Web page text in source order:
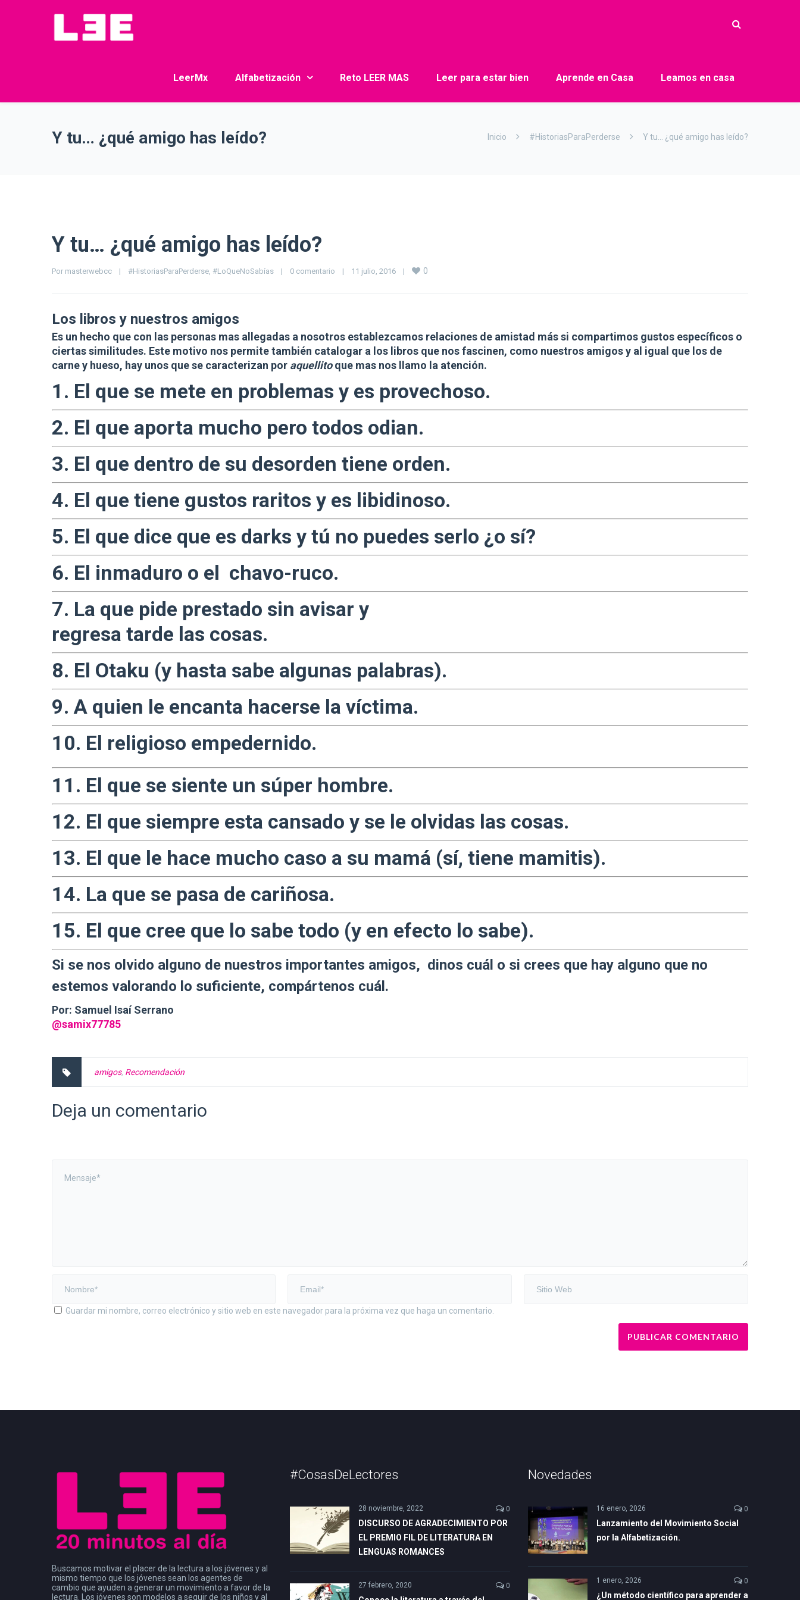
LeerMx Alfabetización Reto LEER MAS Leer para estar bien Aprende en Casa Leamos en casa
Y tu… ¿qué amigo has leído? Inicio #HistoriasParaPerderse Y tu… ¿qué amigo has leído?
Y tu… ¿qué amigo has leído?
Por masterwebcc | #HistoriasParaPerderse, #LoQueNoSabías | 0 comentario | 11 julio, 2016 | 0
Los libros y nuestros amigos
Es un hecho que con las personas mas allegadas a nosotros establezcamos relaciones de amistad más si compartimos gustos específicos o
ciertas similitudes. Este motivo nos permite también catalogar a los libros que nos fascinen, como nuestros amigos y al igual que los de
carne y hueso, hay unos que se caracterizan por aquellitoque mas nos llamo la atención.
1. El que se mete en problemas y es provechoso.
2. El que aporta mucho pero todos odian.
3. El que dentro de su desorden tiene orden.
4. El que tiene gustos raritos y es libidinoso.
5. El que dice que es darks y tú no puedes serlo ¿o sí?
6. El inmaduro o el chavo-ruco.
7. La que pide prestado sin avisar y
regresa tarde las cosas.
8. El Otaku (y hasta sabe algunas palabras).
9. A quien le encanta hacerse la víctima.
10. El religioso empedernido.
11. El que se siente un súper hombre.
12. El que siempre esta cansado y se le olvidas las cosas.
13. El que le hace mucho caso a su mamá (sí, tiene mamitis).
14. La que se pasa de cariñosa.
15. El que cree que lo sabe todo (y en efecto lo sabe).
Si se nos olvido alguno de nuestros importantes amigos, dinos cuál o si crees que hay alguno que no
estemos valorando lo suficiente, compártenos cuál.
Por: Samuel Isaí Serrano
@samix77785
amigos, Recomendación
Deja un comentario
Guardar mi nombre, correo electrónico y sitio web en este navegador para la próxima vez que haga un comentario.
Buscamos motivar el placer de la lectura a los jóvenes y al
mismo tiempo que los jóvenes sean los agentes de
cambio que ayuden a generar un movimiento a favor de la
lectura. Los jóvenes son modelos a seguir de los niños y al
#CosasDeLectores
28 noviembre, 2022 0
DISCURSO DE AGRADECIMIENTO POR
EL PREMIO FIL DE LITERATURA EN
LENGUAS ROMANCES
27 febrero, 2020 0
Novedades
16 enero, 2026 0
Lanzamiento del Movimiento Social
por la Alfabetización.
1 enero, 2026 0
¿Un método científico para aprender a